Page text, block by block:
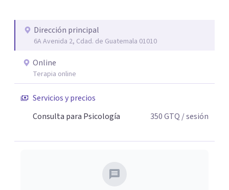
internos para afrontar los desafíos con mayor claridad,
equilibrio y bienestar.
Dirección principal
6A Avenida 2, Cdad. de Guatemala 01010
Online
Terapia online
Servicios y precios
Consulta para Psicología
350GTQ / sesión